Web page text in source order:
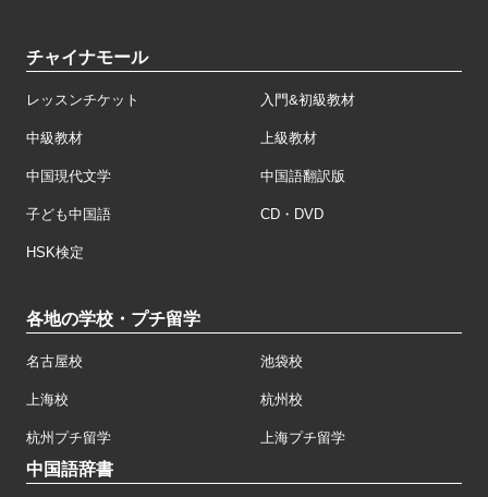
チャイナモール
レッスンチケット 入門&初級教材
中級教材 上級教材
中国現代文学 中国語翻訳版
子ども中国語 CD・DVD
HSK検定
各地の学校・プチ留学
名古屋校 池袋校
上海校 杭州校
杭州プチ留学 上海プチ留学
中国語辞書